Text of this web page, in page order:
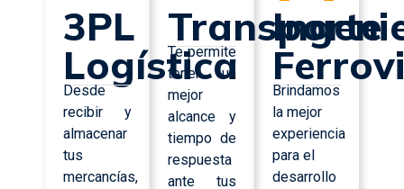
3PL
Logística
Desde
recibir y
almacenar
tus
mercancías,
Transporte
Te permite
tener un
mejor
alcance y
tiempo de
respuesta
ante tus
Brindamos
la mejor
experiencia
para el
desarrollo